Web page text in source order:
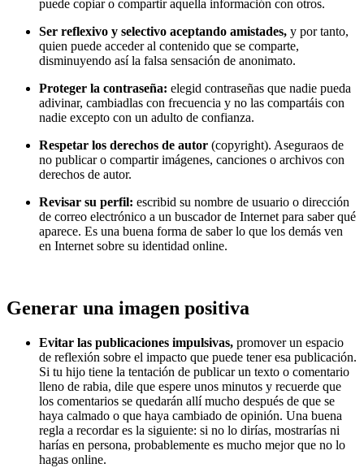
puede copiar o compartir aquella información con otros.
Ser reflexivo y selectivo aceptando amistades, y por tanto,
quien puede acceder al contenido que se comparte,
disminuyendo así la falsa sensación de anonimato.
Proteger la contraseña: elegid contraseñas que nadie pueda
adivinar, cambiadlas con frecuencia y no las compartáis con
nadie excepto con un adulto de confianza.
Respetar los derechos de autor (copyright). Aseguraos de
no publicar o compartir imágenes, canciones o archivos con
derechos de autor.
Revisar su perfil: escribid su nombre de usuario o dirección
de correo electrónico a un buscador de Internet para saber qué
aparece. Es una buena forma de saber lo que los demás ven
en Internet sobre su identidad online.
Generar una imagen positiva
Evitar las publicaciones impulsivas, promover un espacio
de reflexión sobre el impacto que puede tener esa publicación.
Si tu hijo tiene la tentación de publicar un texto o comentario
lleno de rabia, dile que espere unos minutos y recuerde que
los comentarios se quedarán allí mucho después de que se
haya calmado o que haya cambiado de opinión. Una buena
regla a recordar es la siguiente: si no lo dirías, mostrarías ni
harías en persona, probablemente es mucho mejor que no lo
hagas online.